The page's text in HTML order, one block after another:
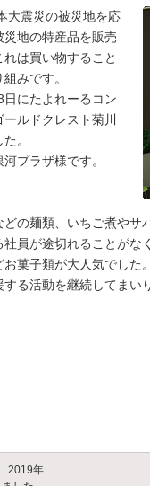
大震災の被災地を応
地の特産品を販売
は買い物すること
みです。
にたよれーるコン
ルドクレスト菊川
。
プラザ様です。
の麺類、いちご煮やサ
員が途切れることがな
菓子類が大人気でした。
る活動を継続してまい
2019年